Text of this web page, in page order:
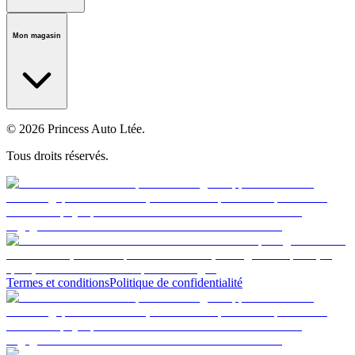
Notre histoire
Mon magasin
© 2026 Princess Auto Ltée.
Tous droits réservés.
Termes et conditionsPolitique de confidentialité